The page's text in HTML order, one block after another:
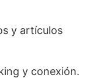
y artículos
y conexión.